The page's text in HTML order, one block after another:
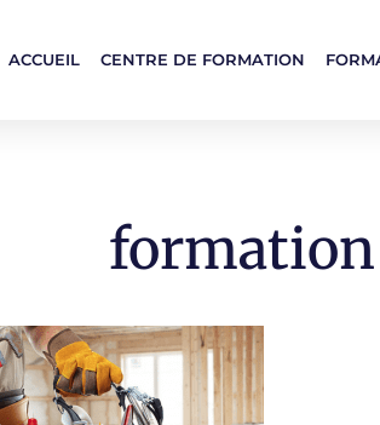
ACCUEIL CENTRE DE FORMATION
formation